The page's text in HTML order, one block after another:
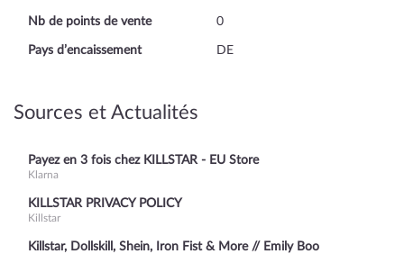
Nb de points de vente 0
Pays d’encaissement DE
Sources et Actualités
Payez en 3 fois chez KILLSTAR - EU Store
Klarna
KILLSTAR PRIVACY POLICY
Killstar
Killstar, Dollskill, Shein, Iron Fist & More // Emily Boo